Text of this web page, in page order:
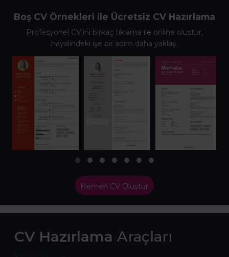
Boş CV Örnekleri ile Ücretsiz CV Hazırlama
Profesyonel CV’ini birkaç tıklama ile online oluştur,
hayalindeki işe bir adım daha yaklaş.
Hemen CV Oluştur
CV Hazırlama Araçları